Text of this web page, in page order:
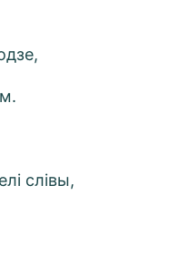
слівы,